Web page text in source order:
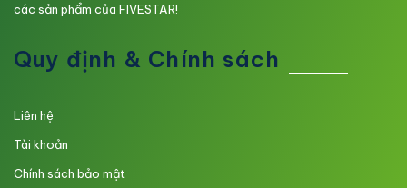
các sản phẩm của FIVESTAR!
Quy định & Chính sách
Liên hệ
Tài khoản
Chính sách bảo mật